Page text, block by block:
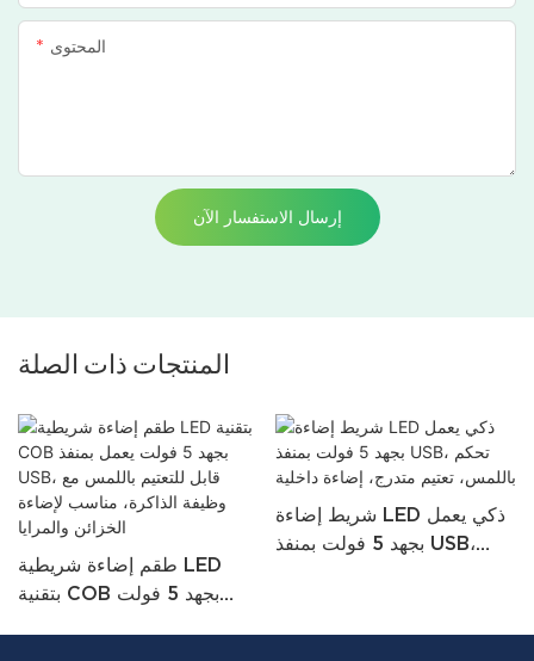
المحتوى
إرسال الاستفسار الآن
المنتجات ذات الصلة
طقم إضاءة شريطية LED
بتقنية COB بجهد 5 فولت
شريط إضاءة LED ذكي يعمل
بجهد 5 فولت بمنفذ USB،